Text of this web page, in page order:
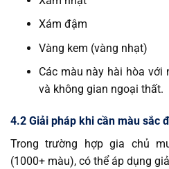
Xám đậm
Vàng kem (vàng nhạt)
Các màu này hài hòa với
và không gian ngoại thất.
4.2 Giải pháp khi cần màu sắc
Trong trường hợp gia chủ
(1000+ màu), có thể áp dụng